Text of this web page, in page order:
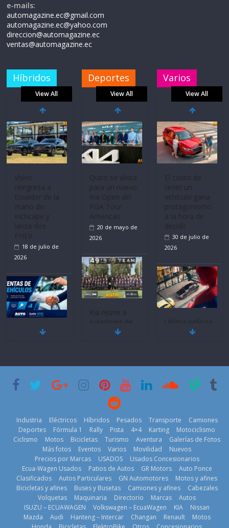
e-mails:
automagazine.ec@gmail.com
automagazine.ec@yahoo.com
direccion@automagazine.ec
ventas@automagazine.ec
Híbridos
View All
Volvo
reingresa a
Ecuador de la
mano de
Inchcape y
lanza dos
PHEV
18 de julio de
2026
Mercado
historia
11 de julio de
BMW, Toyota,
Bosch y
prueban flota
que usa
gasolina 100%
Deportes
View All
Quito se alista
para un nuevo
Kia Open del
PGA Tour
Americas
20 de mayo de
2026
Kia reúne a
jugadores de
fútbol de todo
2026
La Vuelta al
Ecuador 2026,
edición 47ª,
recorre 7
provincias en 8
días
1 de agosto de
Varios
View All
El costo de
tener un
vehículo gana
protagonismo
a la hora de
decidir
30 de julio de
2026
Ultima película
‘Spider‑Man:
29 de julio de
¿Qué puede
pasar con tu
vehículo si
permanece
varios días sin
usar?
3 de agosto de
Industria Eléctricos Híbridos Pesados Transporte
Camiones
Deportes
Fórmula 1 Rally Pista 4×4 Karting
Motociclismo
Ciclismo
Motos Bicicletas Turismo Aventura
Galerías de Fotos
Más fotos
Eventos Varios Movilidad
Nuevos
Precios por Marcas
USADOS
Usados Concesionarios
Ecua-Wagen Usados
Patios de Autos GR Motors
Auto Ponce
Clasificados
Autos Particulares GN Automotores
Motos y afines
Bicicletas y afines
Buses y Busetas Camiones y afines
Cabezales
Volquetas
Maquinaria Directorio Marcas
Autos
ISUZU – ECUAWAGEN
Volkswagen – EcuaWagen KIA
Nissan
Mazda
Audi Hanteng – Intercar Changan Renault
Motos